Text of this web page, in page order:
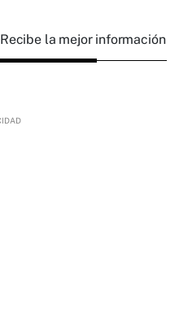
Recibe la mejor información